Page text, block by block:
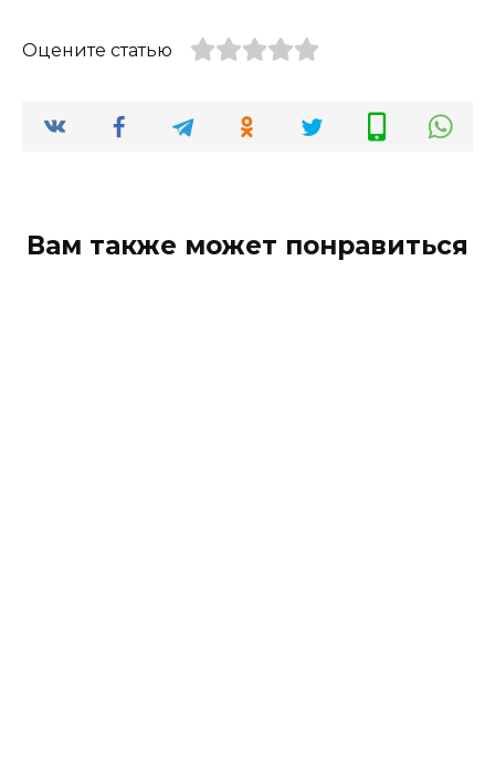
Оцените статью
Вам также может понравиться